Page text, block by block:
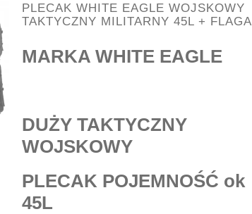
PLECAK WHITE EAGLE WOJSKOWY
TAKTYCZNY MILITARNY 45L + FLAGA
MARKA WHITE EAGLE
DUŻY TAKTYCZNY
WOJSKOWY
PLECAK POJEMNOŚĆ ok
45L